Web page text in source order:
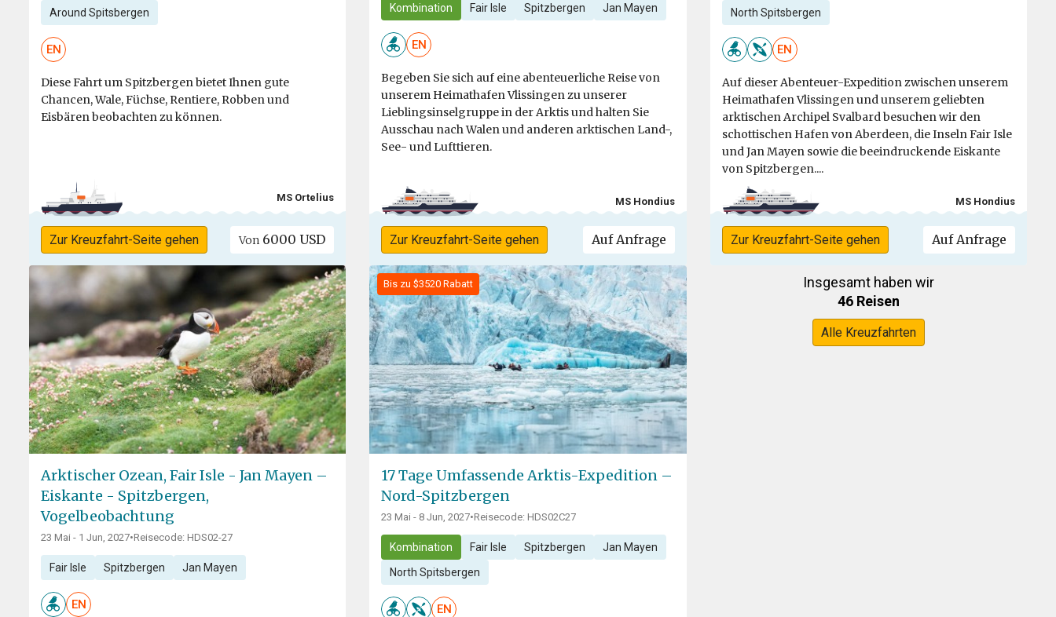
Around Spitsbergen
EN
Diese Fahrt um Spitzbergen bietet Ihnen gute
Chancen, Wale, Füchse, Rentiere, Robben und
Eisbären beobachten zu können.
MS Ortelius
Zur Kreuzfahrt-Seite gehen Von 6000 USD
Kombination Fair Isle Spitzbergen Jan Mayen
EN
Begeben Sie sich auf eine abenteuerliche Reise von
unserem Heimathafen Vlissingen zu unserer
Lieblingsinselgruppe in der Arktis und halten Sie
Ausschau nach Walen und anderen arktischen Land-,
See- und Lufttieren.
MS Hondius
Zur Kreuzfahrt-Seite gehen Auf Anfrage
North Spitsbergen
EN
Auf dieser Abenteuer-Expedition zwischen unserem
Heimathafen Vlissingen und unserem geliebten
arktischen Archipel Svalbard besuchen wir den
schottischen Hafen von Aberdeen, die Inseln Fair Isle
und Jan Mayen sowie die beeindruckende Eiskante
von Spitzbergen....
MS Hondius
Zur Kreuzfahrt-Seite gehen Auf Anfrage
Arktischer Ozean, Fair Isle - Jan Mayen –
Eiskante - Spitzbergen,
Vogelbeobachtung
23 Mai - 1 Jun, 2027•Reisecode: HDS02-27
Fair Isle Spitzbergen Jan Mayen
EN
Bis zu $3520 Rabatt
17 Tage Umfassende Arktis-Expedition –
Nord-Spitzbergen
23 Mai - 8 Jun, 2027•Reisecode: HDS02C27
Kombination Fair Isle Spitzbergen Jan Mayen
North Spitsbergen
EN
Insgesamt haben wir
46 Reisen
Alle Kreuzfahrten